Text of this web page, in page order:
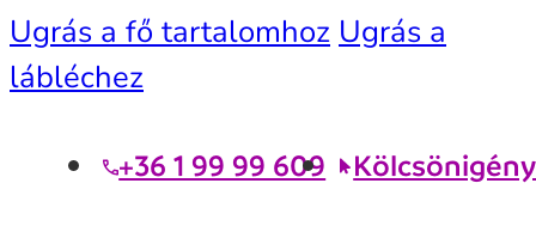
Ugrás a fő tartalomhoz Ugrás a
lábléchez
+36 1 99 99 609